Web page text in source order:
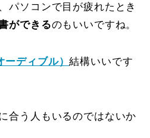
パソコンで目が疲れたとき
ができるのもいいですね。
ディブル）結構いいです
合う人もいるのではないか